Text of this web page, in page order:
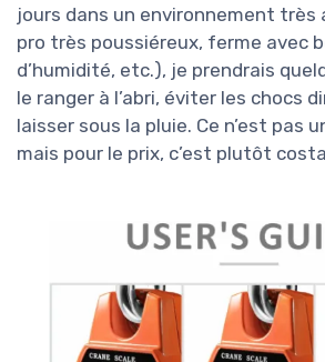
jours dans un environnement très
pro très poussiéreux, ferme avec
d’humidité, etc.), je prendrais
le ranger à l’abri, éviter les chocs
laisser sous la pluie. Ce n’est pas
mais pour le prix, c’est plutôt